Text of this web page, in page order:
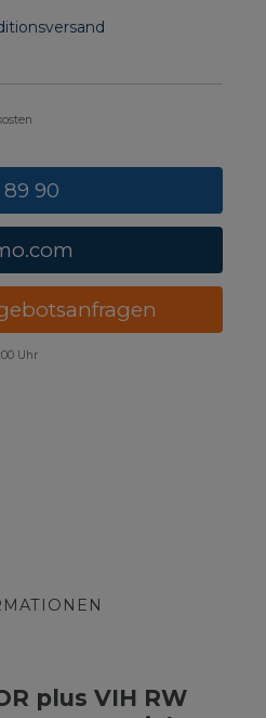
90
Uhr
plus VIH RW